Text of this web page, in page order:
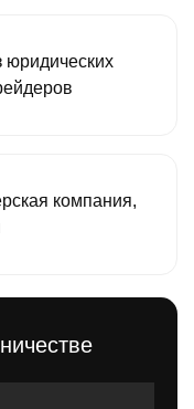
компания,